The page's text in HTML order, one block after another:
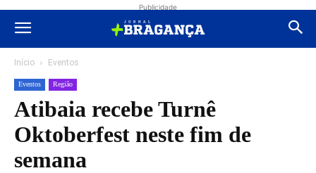
Publicidade
Início Eventos
Eventos Região
Atibaia recebe Turnê
Oktoberfest neste fim de
semana